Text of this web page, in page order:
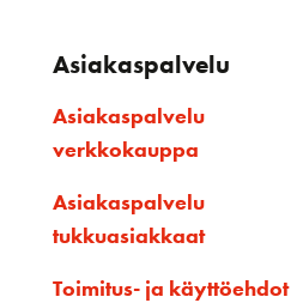
Asiakaspalvelu
Asiakaspalvelu
verkkokauppa
Asiakaspalvelu
tukkuasiakkaat
Toimitus- ja käyttöehdot